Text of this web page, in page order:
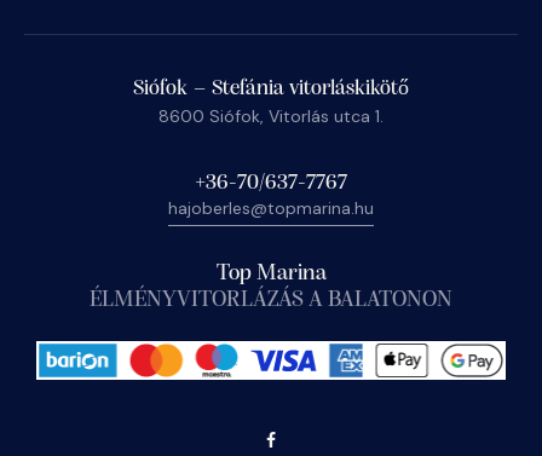
Siófok – Stefánia vitorláskikötő
8600 Siófok, Vitorlás utca 1.
+36-70/637-7767
hajoberles@topmarina.hu
Top Marina
ÉLMÉNYVITORLÁZÁS A BALATONON